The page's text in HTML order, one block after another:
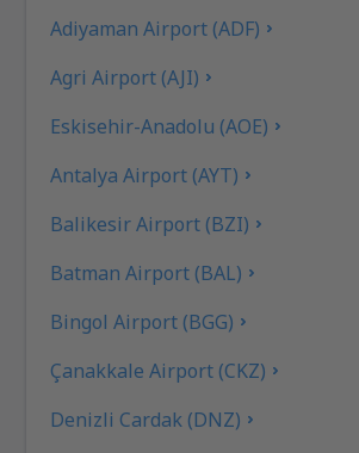
Adiyaman Airport (ADF)
Agri Airport (AJI)
Eskisehir-Anadolu (AOE)
Antalya Airport (AYT)
Balikesir Airport (BZI)
Batman Airport (BAL)
Bingol Airport (BGG)
Çanakkale Airport (CKZ)
Denizli Cardak (DNZ)